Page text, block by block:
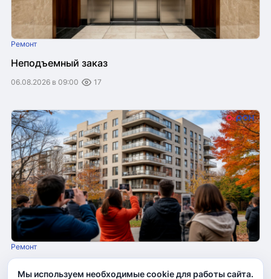
Ремонт
Неподъемный заказ
06.08.2026 в 09:00 17
Ремонт
Мы используем необходимые cookie для работы сайта.